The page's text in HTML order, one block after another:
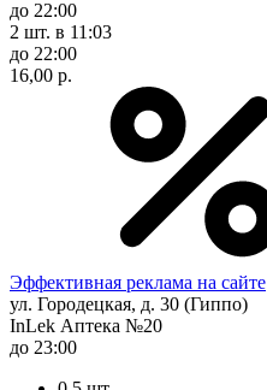
до 22:00
2 шт. в 11:03
до 22:00
16,00 р.
Эффективная реклама на сайте
ул. Городецкая, д. 30 (Гиппо)
InLek Аптека №20
до 23:00